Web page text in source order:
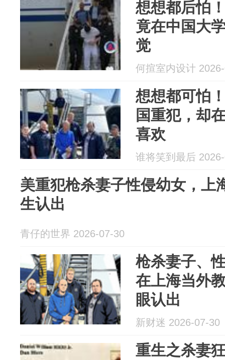
想想都后怕
竟在中国大
觉
何揎室内设计
想想都可怕
国重犯，却
喜欢
谁将笑到最后
美重犯枪杀妻子性侵幼女，上
生认出
青仔的世界 2026-07-30
枪杀妻子、
在上海当外
眼认出
新财迷 2026-07-30
重生之杀妻